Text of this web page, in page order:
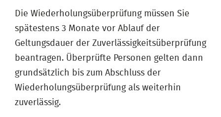
Die Wiederholungsüberprüfung müssen Sie
spätestens 3 Monate vor Ablauf der
Geltungsdauer der Zuverlässigkeitsüberprüfung
beantragen. Überprüfte Personen gelten dann
grundsätzlich bis zum Abschluss der
Wiederholungsüberprüfung als weiterhin
zuverlässig.